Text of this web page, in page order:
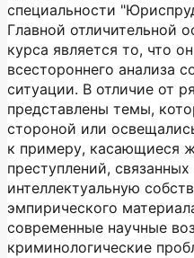
специальности
Главной отличительной
курса является то, что
всестороннего анализа
ситуации. В отличие от
представлены темы,
стороной или
к примеру, касающиеся
преступлений,
интеллектуальную
эмпирического
современные научные
криминологические